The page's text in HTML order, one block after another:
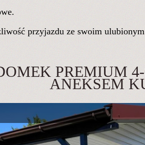
przyjazdu ze swoim
PREMIUM
ANEKSEM